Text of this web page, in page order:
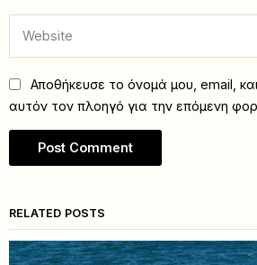
Αποθήκευσε το όνομά μου, email,
αυτόν τον πλοηγό για την επόμενη
RELATED POSTS